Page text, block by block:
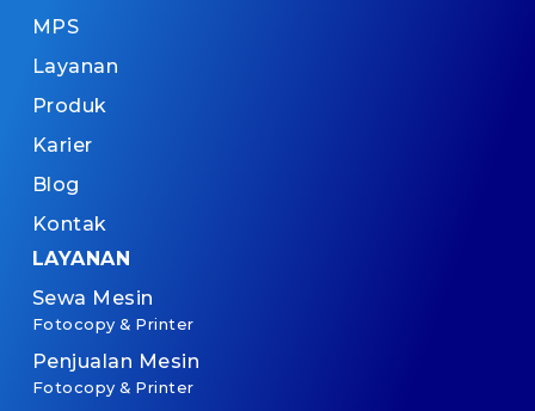
MPS
Layanan
Produk
Karier
Blog
Kontak
LAYANAN
Sewa Mesin
Fotocopy & Printer
Penjualan Mesin
Fotocopy & Printer